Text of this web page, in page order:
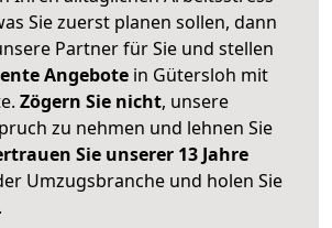
Sie zuerst planen sollen, dann
Partner für Sie und stellen
Angebote in Gütersloh mit
Zögern Sie nicht, unsere
zu nehmen und lehnen Sie
Sie unserer 13 Jahre
Umzugsbranche und holen Sie